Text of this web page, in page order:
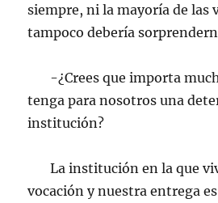
siempre, ni la mayoría de las
tampoco debería
-¿Crees que importa
tenga para nosotros una
institución?
La institución en la que
vocación y nuestra entrega